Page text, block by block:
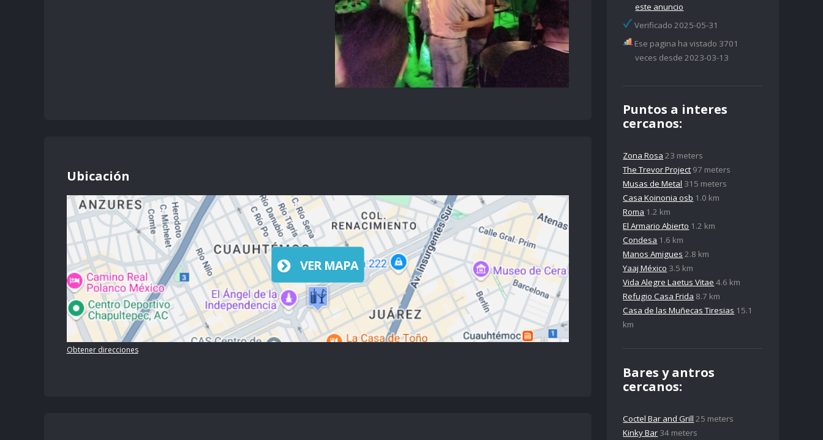
Ubicación
VER MAPA
Obtener direcciones
este anuncio
Verificado 2025-05-31
Ese pagina ha vistado 3701
veces desde 2023-03-13
Puntos a interes
cercanos:
Zona Rosa 23 meters
The Trevor Project 97 meters
Musas de Metal 315 meters
Casa Koinonia osb 1.0 km
Roma 1.2 km
El Armario Abierto 1.2 km
Condesa 1.6 km
Manos Amigues 2.8 km
Yaaj México 3.5 km
Vida Alegre Laetus Vitae 4.6 km
Refugio Casa Frida 8.7 km
Casa de las Muñecas Tiresias 15.1
km
Bares y antros
cercanos:
Coctel Bar and Grill 25 meters
Kinky Bar 34 meters